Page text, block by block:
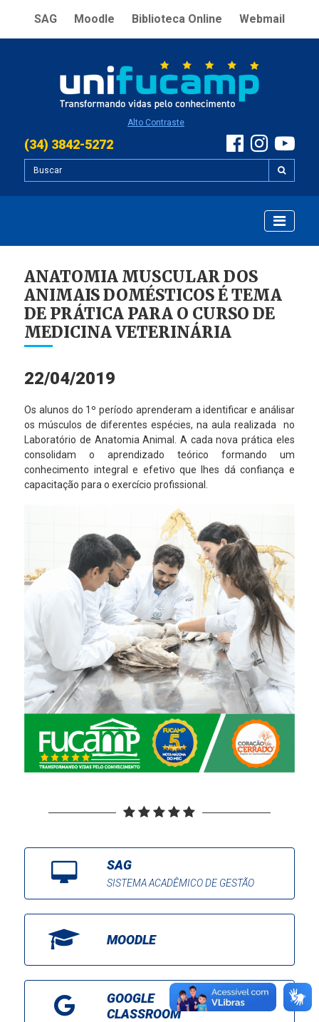
SAG Moodle Biblioteca Online Webmail
Alto Contraste
(34) 3842-5272
ANATOMIA MUSCULAR DOS
ANIMAIS DOMÉSTICOS É TEMA
DE PRÁTICA PARA O CURSO DE
MEDICINA VETERINÁRIA
22/04/2019
Os alunos do 1º período aprenderam a identificar e análisar
os músculos de diferentes espécies, na aula realizada no
Laboratório de Anatomia Animal. A cada nova prática eles
consolidam o aprendizado teórico formando um
conhecimento integral e efetivo que lhes dá confiança e
capacitação para o exercício profissional.
SAG
SISTEMA ACADÊMICO DE GESTÃO
MOODLE
GOOGLE
CLASSROOM